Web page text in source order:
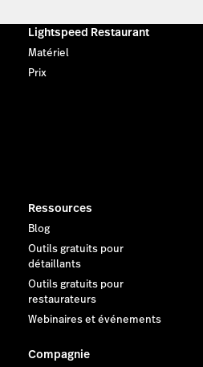
Lightspeed Restaurant
Matériel
Prix
Ressources
Blog
Outils gratuits pour
détaillants
Outils gratuits pour
restaurateurs
Webinaires et événements
Compagnie